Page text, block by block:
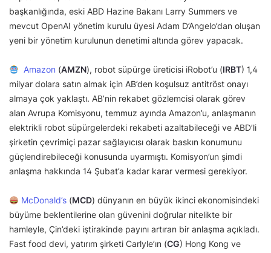
başkanlığında, eski ABD Hazine Bakanı Larry Summers ve
mevcut OpenAI yönetim kurulu üyesi Adam D’Angelo’dan oluşan
yeni bir yönetim kurulunun denetimi altında görev yapacak.
Amazon (AMZN), robot süpürge üreticisi iRobot’u (IRBT) 1,4
milyar dolara satın almak için AB’den koşulsuz antitröst onayı
almaya çok yaklaştı. AB’nin rekabet gözlemcisi olarak görev
alan Avrupa Komisyonu, temmuz ayında Amazon’u, anlaşmanın
elektrikli robot süpürgelerdeki rekabeti azaltabileceği ve ABD’li
şirketin çevrimiçi pazar sağlayıcısı olarak baskın konumunu
güçlendirebileceği konusunda uyarmıştı. Komisyon’un şimdi
anlaşma hakkında 14 Şubat’a kadar karar vermesi gerekiyor.
McDonald’s(MCD) dünyanın en büyük ikinci ekonomisindeki
büyüme beklentilerine olan güvenini doğrular nitelikte bir
hamleyle, Çin’deki iştirakinde payını artıran bir anlaşma açıkladı.
Fast food devi, yatırım şirketi Carlyle’ın (CG) Hong Kong ve